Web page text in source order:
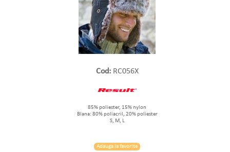
Cod:RC056X
85% poliester, 15% nylon
Blana: 80% poliacril, 20% poliester
S, M, L
Adauga la favorite